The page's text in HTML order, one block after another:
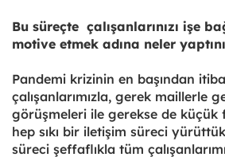
Bu süreçte çalışanlarınızı işe
motive etmek adına neler
Pandemi krizinin en başından
çalışanlarımızla, gerek maillerle
görüşmeleri ile gerekse de küçük
hep sıkı bir iletişim süreci
süreci şeffaflıkla tüm